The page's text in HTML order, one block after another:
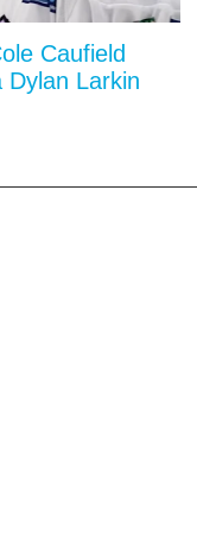
Caufield
Dylan Larkin